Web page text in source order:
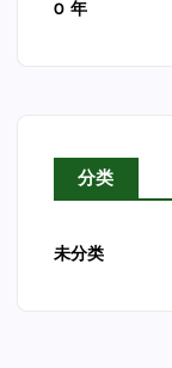
0 年
分类
未分类